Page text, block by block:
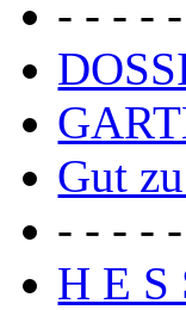
- - - -
Gut
- - - -
H E S